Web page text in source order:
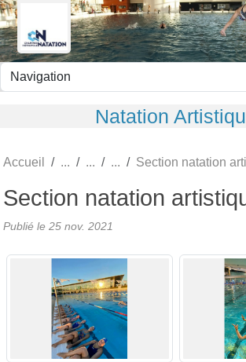
Natation
Accueil Section natation
Section natation
Publié le 25 nov. 2021
Panneau de gestion des cookies